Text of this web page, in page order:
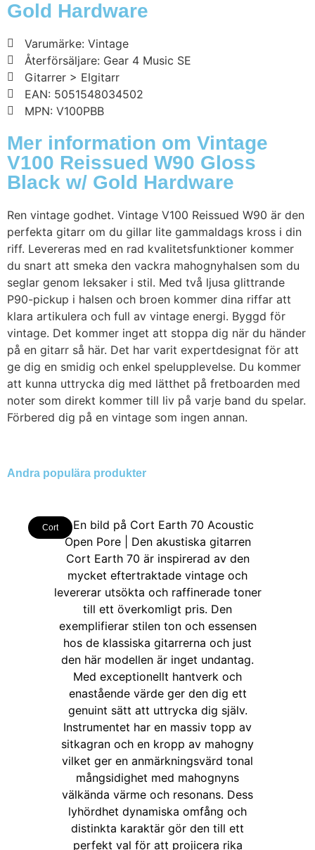
Gold Hardware
Varumärke: Vintage
Återförsäljare: Gear 4 Music SE
Gitarrer > Elgitarr
EAN: 5051548034502
MPN: V100PBB
Mer information om Vintage
V100 Reissued W90 Gloss
Black w/ Gold Hardware
Ren vintage godhet. Vintage V100 Reissued W90 är den
perfekta gitarr om du gillar lite gammaldags kross i din
riff. Levereras med en rad kvalitetsfunktioner kommer
du snart att smeka den vackra mahognyhalsen som du
seglar genom leksaker i stil. Med två ljusa glittrande
P90-pickup i halsen och broen kommer dina riffar att
klara artikulera och full av vintage energi. Byggd för
vintage. Det kommer inget att stoppa dig när du händer
på en gitarr så här. Det har varit expertdesignat för att
ge dig en smidig och enkel spelupplevelse. Du kommer
att kunna uttrycka dig med lätthet på fretboarden med
noter som direkt kommer till liv på varje band du spelar.
Förbered dig på en vintage som ingen annan.
Andra populära produkter
Cort